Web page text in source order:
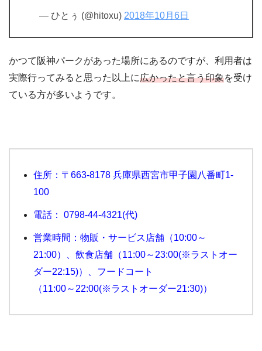
— ひとぅ (@hitoxu) 2018年10月6日
かつて阪神パークがあった場所にあるのですが、利用者は
実際行ってみると思った以上に広かったと言う印象を受け
ている方が多いようです。
住所：〒663-8178 兵庫県西宮市甲子園八番町1-
100
電話： 0798-44-4321(代)
営業時間：物販・サービス店舗（10:00～
21:00）、飲食店舗（11:00～23:00(※ラストオー
ダー22:15)）、フードコート
（11:00～22:00(※ラストオーダー21:30)）